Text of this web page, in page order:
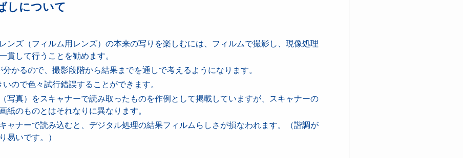
しについて
ンズ（フィルム用レンズ）の本来の写りを楽しむには、フィルムで撮影し、現像処理
貫して行うことを勧めます。
かるので、撮影段階から結果までを通しで考えるようになります。
ので色々試行錯誤することができます。
写真）をスキャナーで読み取ったものを作例として掲載していますが、スキャナーの
紙のものとはそれなりに異なります。
ャナーで読み込むと、デジタル処理の結果フィルムらしさが損なわれます。（諧調が
易いです。）